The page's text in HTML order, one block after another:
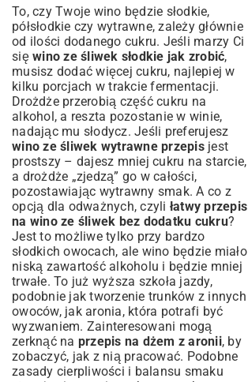
To, czy Twoje wino będzie słodkie,
półsłodkie czy wytrawne, zależy głównie
od ilości dodanego cukru. Jeśli marzy Ci
się wino ze śliwek słodkie jak zrobić,
musisz dodać więcej cukru, najlepiej w
kilku porcjach w trakcie fermentacji.
Drożdże przerobią część cukru na
alkohol, a reszta pozostanie w winie,
nadając mu słodycz. Jeśli preferujesz
wino ze śliwek wytrawne przepisjest
prostszy – dajesz mniej cukru na starcie,
a drożdże „zjedzą” go w całości,
pozostawiając wytrawny smak. A co z
opcją dla odważnych, czyli łatwy przepis
na wino ze śliwek bez dodatku cukru?
Jest to możliwe tylko przy bardzo
słodkich owocach, ale wino będzie miało
niską zawartość alkoholu i będzie mniej
trwałe. To już wyższa szkoła jazdy,
podobnie jak tworzenie trunków z innych
owoców, jak aronia, która potrafi być
wyzwaniem. Zainteresowani mogą
zerknąć na przepis na dżem z aronii, by
zobaczyć, jak z nią pracować. Podobne
zasady cierpliwości i balansu smaku